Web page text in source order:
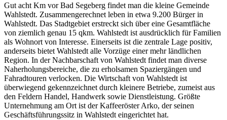
Gut acht Km vor Bad Segeberg findet man die kleine Gemeinde
Wahlstedt. Zusammengerechnet leben in etwa 9.200 Bürger in
Wahlstedt. Das Stadtgebiet erstreckt sich über eine Gesamtfläche
von ziemlich genau 15 qkm. Wahlstedt ist ausdrücklich für Familien
als Wohnort von Interesse. Einerseits ist die zentrale Lage positiv,
anderseits bietet Wahlstedt alle Vorzüge einer mehr ländlichen
Region. In der Nachbarschaft von Wahlstedt findet man diverse
Naherholungsbereiche, die zu erholsamen Spaziergängen und
Fahradtouren verlocken. Die Wirtschaft von Wahlstedt ist
überwiegend gekennzeichnet durch kleinere Betriebe, zumeist aus
den Feldern Handel, Handwerk sowie Dienstleistung. Größte
Unternehmung am Ort ist der Kaffeeröster Arko, der seinen
Geschäftsführungssitz in Wahlstedt eingerichtet hat.